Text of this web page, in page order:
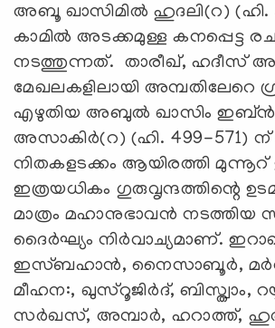
അബൂ ഖാസിമിൽ ഹുദലി(റ) (ഹി.
കാമിൽ അടക്കമുള്ള കനപ്പെട്ട
നടത്തുന്നത്. താരീഖ്, ഹദീസ്
മേഖലകളിലായി അമ്പതിലേറെ
എഴുതിയ അബുൽ ഖാസിം ഇബ്ൻ
അസാകിർ(റ) (ഹി. 499-
നിതകളടക്കം ആയിരത്തി മുന്നൂറ്
ഇത്രയധികം ഗുരുവൃന്ദത്തിന്റെ
മാത്രം മഹാനുഭാവൻ നടത്തിയ
ദൈർഘ്യം നിർവാച്യമാണ്.
ഇസ്ബഹാൻ, നൈസാബൂർ,
മീഹന:, ഖുസ്‌റൂജിർദ്, ബിസ്ത്വാം,
സർഖസ്, അമ്പാർ, ഹറാത്ത്,